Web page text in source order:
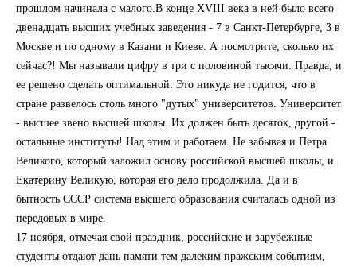
прошлом начинала с малого.В конце XVIII века в ней было всего
двенадцать высших учебных заведения - 7 в Санкт-Петербурге, 3 в
Москве и по одному в Казани и Киеве. А посмотрите, сколько их
сейчас?! Мы называли цифру в три с половиной тысячи. Правда, и
ее решено сделать оптимальной. Это никуда не годится, что в
стране развелось столь много "дутых" университетов. Университет
- высшее звено высшей школы. Их должен быть десяток, другой -
остальные институты! Над этим и работаем. Не забывая и Петра
Великого, который заложил основу российской высшей школы, и
Екатерину Великую, которая его дело продолжила. Да и в
бытность СССР система высшего образования считалась одной из
передовых в мире.
17 ноября, отмечая свой праздник, российские и зарубежные
студенты отдают дань памяти тем далеким пражским событиям,